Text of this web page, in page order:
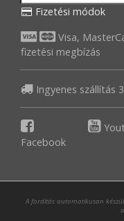
Fizetési módok
Visa,
fizetési megbízás
Ingyenes szállítás
Facebook
A fordítás automatikusan